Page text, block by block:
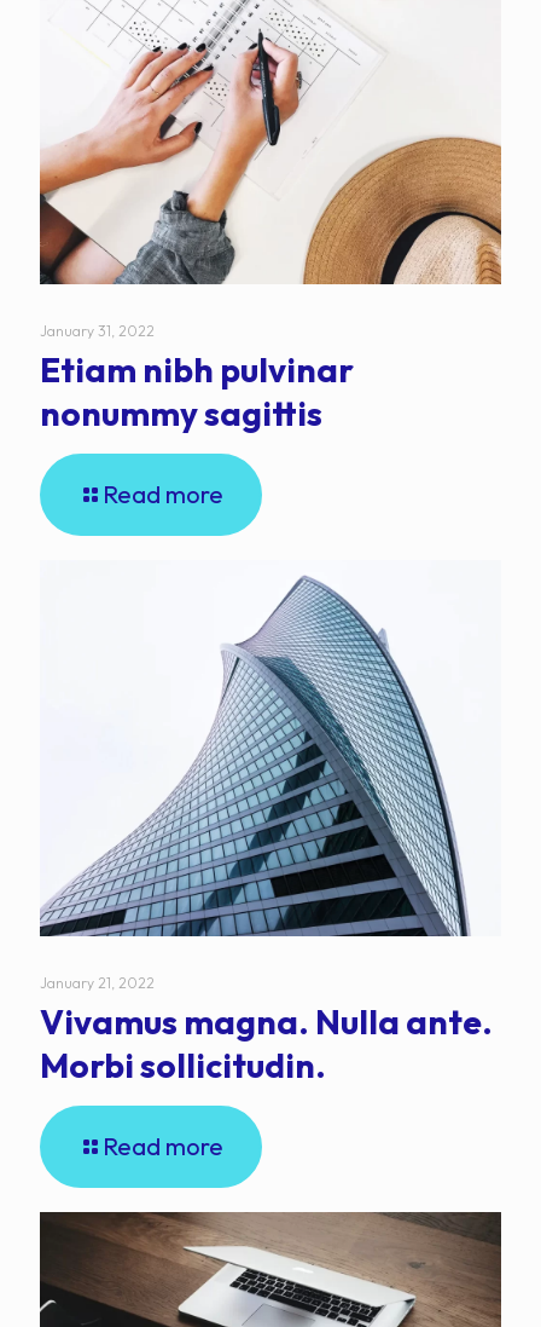
January 31, 2022
Etiam nibh pulvinar
nonummy sagittis
Read more
January 21, 2022
Vivamus magna. Nulla ante.
Morbi sollicitudin.
Read more